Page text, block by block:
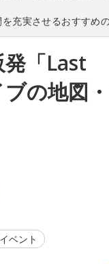
充実させるおすすめ
「Last
の地図
ベント